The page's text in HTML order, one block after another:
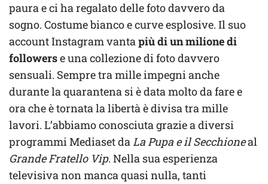
paura e ci ha regalato delle foto davvero da
sogno. Costume bianco e curve esplosive. Il suo
account Instagram vantapiù di un milione di
followerse una collezione di foto davvero
sensuali. Sempre tra mille impegni anche
durante la quarantena si è data molto da fare e
ora che è tornata la libertà è divisa tra mille
lavori. L’abbiamo conosciuta grazie a diversi
programmi Mediaset daLa Pupa e il Secchioneal
Grande Fratello Vip. Nella sua esperienza
televisiva non manca quasi nulla, tanti